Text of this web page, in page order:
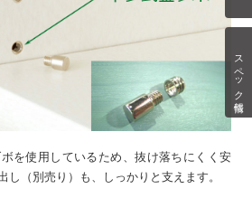
スペック情報
を使用しているため、抜け落ちにくく安
し（別売り）も、しっかりと支えます。